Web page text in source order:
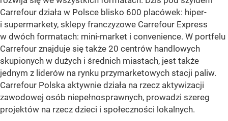
Carrefour działa w Polsce blisko 600 placówek: hiper-
i supermarkety, sklepy franczyzowe Carrefour Express
w dwóch formatach: mini-market i convenience. W portfelu
Carrefour znajduje się także 20 centrów handlowych
skupionych w dużych i średnich miastach, jest także
jednym z liderów na rynku przymarketowych stacji paliw.
Carrefour Polska aktywnie działa na rzecz aktywizacji
zawodowej osób niepełnosprawnych, prowadzi szereg
projektów na rzecz dzieci i społeczności lokalnych.